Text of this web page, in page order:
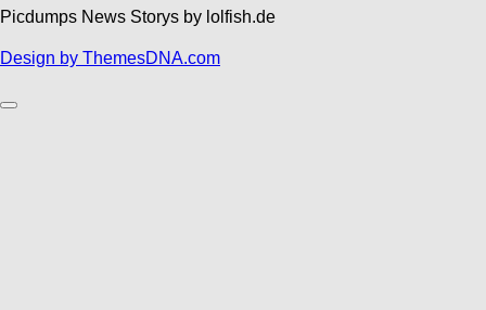
Picdumps News Storys by lolfish.de
Design by ThemesDNA.com